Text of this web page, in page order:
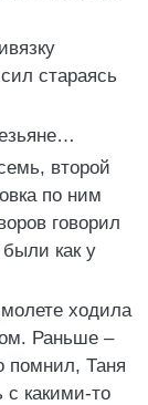
стараясь
второй
по ним
говорил
были как у
ходила
Раньше –
помнил, Таня
с какими-то